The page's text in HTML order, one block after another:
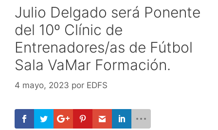
Julio Delgado será Ponente
del 10º Clínic de
Entrenadores/as de Fútbol
Sala VaMar Formación.
4 mayo, 2023 por EDFS